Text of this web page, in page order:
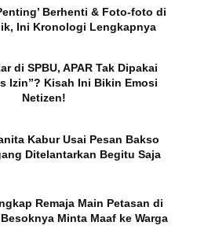
Berhenti & Foto-foto di
Ini Kronologi Lengkapnya
di SPBU, APAR Tak Dipakai
Izin”? Kisah Ini Bikin Emosi
Netizen!
Kabur Usai Pesan Bakso
Ditelantarkan Begitu Saja
Remaja Main Petasan di
Minta Maaf ke Warga